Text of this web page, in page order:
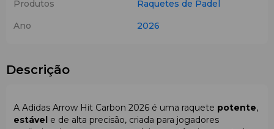
Produtos
Raquetes de Padel
Ano
2026
Descrição
A Adidas Arrow Hit Carbon 2026 é uma raquete potente,
estável e de alta precisão, criada para jogadores